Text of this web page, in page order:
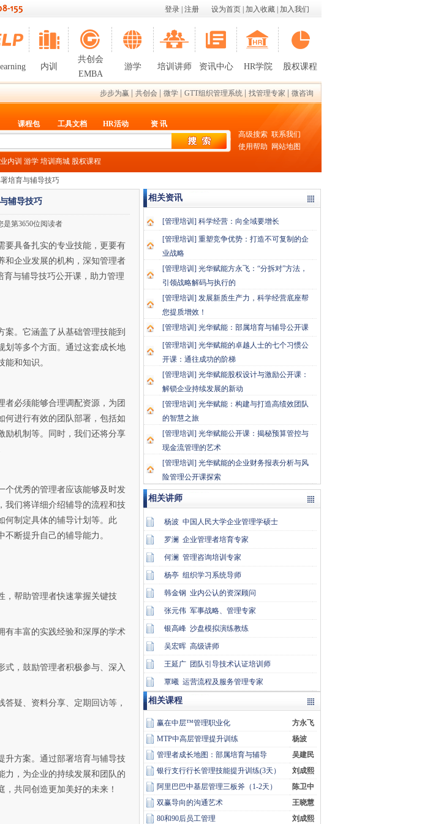
设为首页 加入收藏 加入我们
登录 注册
内训
共创会
EMBA
游学 培训讲师 资讯中心 HR学院 股权课程
步步为赢 共创会 微学 GTT组织管理系统 找管理专家 微咨询
课程包 工具文档 HR活动 资 讯
内训 游学 培训商城 股权课程
高级搜索 联系我们
使用帮助
网站地图
培育与辅导技巧
辅导技巧
是第3650位阅读者
要具备扎实的专业技能，更要有
和企业发展的机构，深知管理者
育与辅导技巧公开课，助力管理
。它涵盖了从基础管理技能到
划等多个方面。通过这套成长地
和知识。
者必须能够合理调配资源，为团
何进行有效的团队部署，包括如
励机制等。同时，我们还将分享
个优秀的管理者应该能够及时发
我们将详细介绍辅导的流程和技
何制定具体的辅导计划等。此
断提升自己的辅导能力。
，帮助管理者快速掌握关键技
有丰富的实践经验和深厚的学术
式，鼓励管理者积极参与、深入
疑、资料分享、定期回访等，
升方案。通过部署培育与辅导技
力，为企业的持续发展和团队的
共同创造更加美好的未来！
相关资讯
[管理培训 ] 科学经营：向全域要增长
[管理培训 ] 重塑竞争优势：打造不可复制的企
业战略
[管理培训 ] 光华赋能方永飞：“分拆对”方法，
引领战略解码与执行的
[管理培训 ] 发展新质生产力，科学经营底座帮
您提质增效！
[管理培训 ] 光华赋能：部属培育与辅导公开课
[管理培训 ] 光华赋能的卓越人士的七个习惯公
开课：通往成功的阶梯
[管理培训 ] 光华赋能股权设计与激励公开课：
解锁企业持续发展的新动
[管理培训 ] 光华赋能：构建与打造高绩效团队
的智慧之旅
[管理培训 ] 光华赋能公开课：揭秘预算管控与
现金流管理的艺术
[管理培训 ] 光华赋能的企业财务报表分析与风
险管理公开课探索
相关讲师
杨波 中国人民大学企业管理学硕士
罗澜 企业管理者培育专家
何澜 管理咨询培训专家
杨亭 组织学习系统导师
韩金钢 业内公认的资深顾问
张元伟 军事战略、管理专家
银高峰 沙盘模拟演练教练
吴宏晖 高级讲师
王延广 团队引导技术认证培训师
覃曦 运营流程及服务管理专家
相关课程
赢在中层™管理职业化
方永飞
MTP中高层管理提升训练
杨波
管理者成长地图：部属培育与辅导
吴建民
银行支行行长管理技能提升训练(3天）
刘成熙
阿里巴巴中基层管理三板斧（1-2天）
陈卫中
双赢导向的沟通艺术
王晓慧
80和90后员工管理
刘成熙